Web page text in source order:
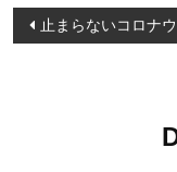
投
稿
止まらないコロナ